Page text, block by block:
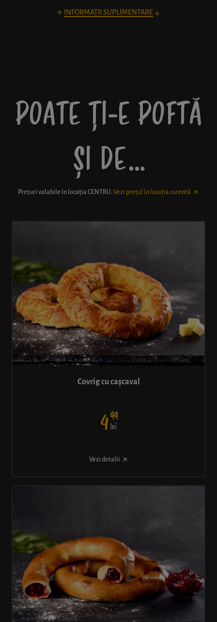
INFORMAȚII SUPLIMENTARE
POATE ȚI-E POFTĂ
ȘI DE…
Prețuri valabile în locația CENTRU. Vezi prețul în locația curentă
Covrig cu cașcaval
499
lei
Vezi detalii